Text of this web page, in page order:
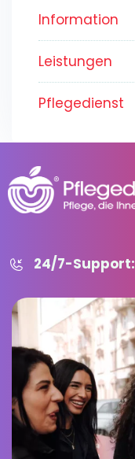
Information
Leistungen
Pflegedienst
24/7-Support: